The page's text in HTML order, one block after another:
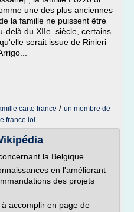
une des plus anciennes
la famille ne puissent être
delà du XIIe siècle, certains
serait issue de Rinieri
carte france / un membre de
france loi
la Belgique .
en l'améliorant
des projets
accomplir en page de